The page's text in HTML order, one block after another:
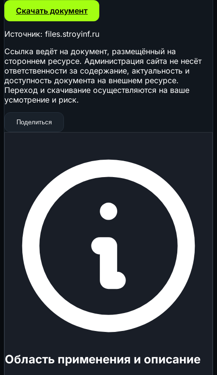
Скачать документ
Источник: files.stroyinf.ru
Ссылка ведёт на документ, размещённый на
стороннем ресурсе. Администрация сайта не несёт
ответственности за содержание, актуальность и
доступность документа на внешнем ресурсе.
Переход и скачивание осуществляются на ваше
усмотрение и риск.
Поделиться
Область применения и описание